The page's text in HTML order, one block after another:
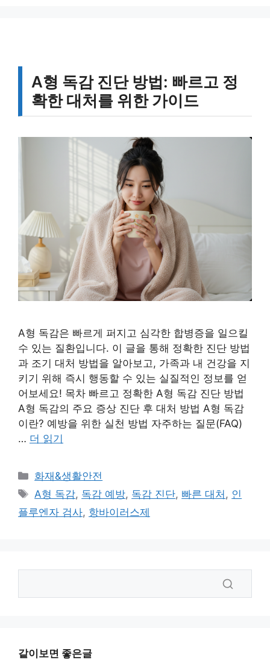
A형 독감 진단 방법: 빠르고 정
확한 대처를 위한 가이드
A형 독감은 빠르게 퍼지고 심각한 합병증을 일으킬
수 있는 질환입니다. 이 글을 통해 정확한 진단 방법
과 조기 대처 방법을 알아보고, 가족과 내 건강을 지
키기 위해 즉시 행동할 수 있는 실질적인 정보를 얻
어보세요! 목차 빠르고 정확한 A형 독감 진단 방법
A형 독감의 주요 증상 진단 후 대처 방법 A형 독감
이란? 예방을 위한 실천 방법 자주하는 질문(FAQ)
… 더 읽기
카
테
리
화재&생활안전
태
그
A형 독감, 독감 예방, 독감 진단, 빠른 대처 , 인
플루엔자 검사, 항바이러스제
같이보면 좋은글